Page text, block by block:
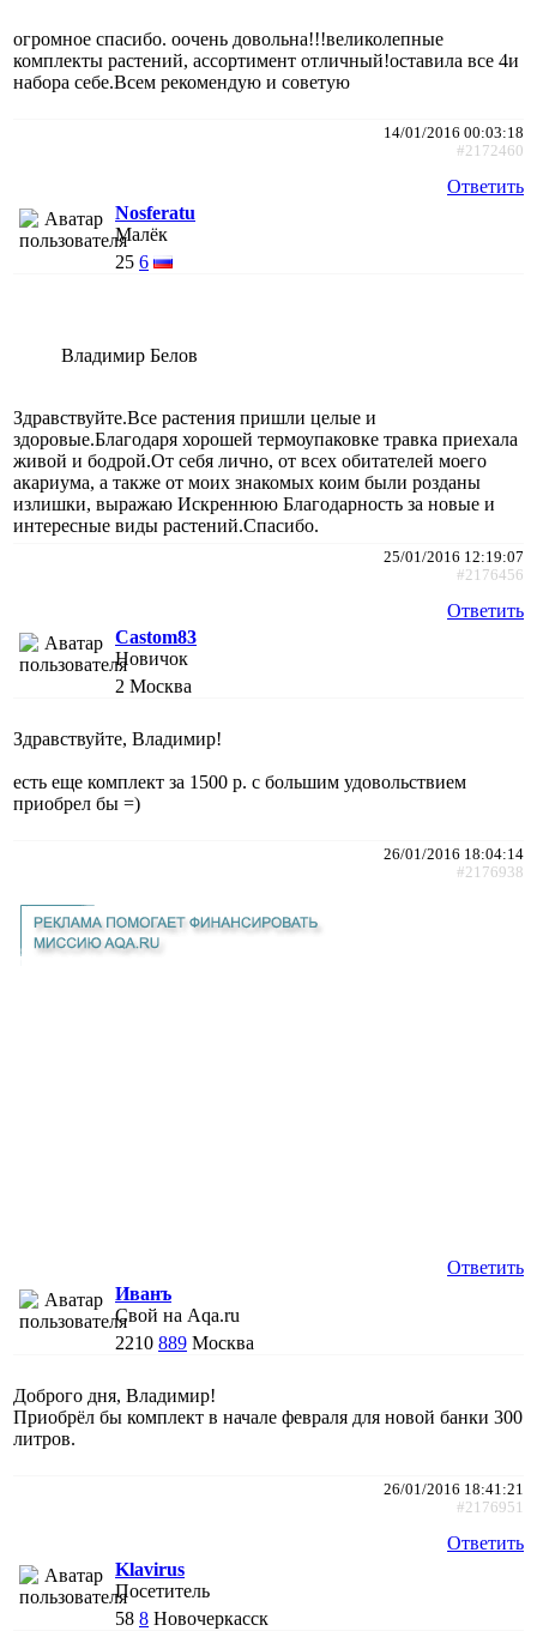
огромное спасибо. оочень довольна!!!великолепные
комплекты растений, ассортимент отличный!оставила все 4и
набора себе.Всем рекомендую и советую
14/01/2016 00:03:18
#2172460
Ответить
Nosferatu
Малёк
25 6
Владимир Белов
Здравствуйте.Все растения пришли целые и
здоровые.Благодаря хорошей термоупаковке травка приехала
живой и бодрой.От себя лично, от всех обитателей моего
акариума, а также от моих знакомых коим были розданы
излишки, выражаю Искреннюю Благодарность за новые и
интересные виды растений.Спасибо.
25/01/2016 12:19:07
#2176456
Ответить
Castom83
Новичок
2 Москва
Здравствуйте, Владимир!
есть еще комплект за 1500 р. с большим удовольствием
приобрел бы =)
26/01/2016 18:04:14
#2176938
Ответить
Иванъ
Свой на Aqa.ru
2210 889 Москва
Доброго дня, Владимир!
Приобрёл бы комплект в начале февраля для новой банки 300
литров.
26/01/2016 18:41:21
#2176951
Ответить
Klavirus
Посетитель
58 8 Новочеркасск